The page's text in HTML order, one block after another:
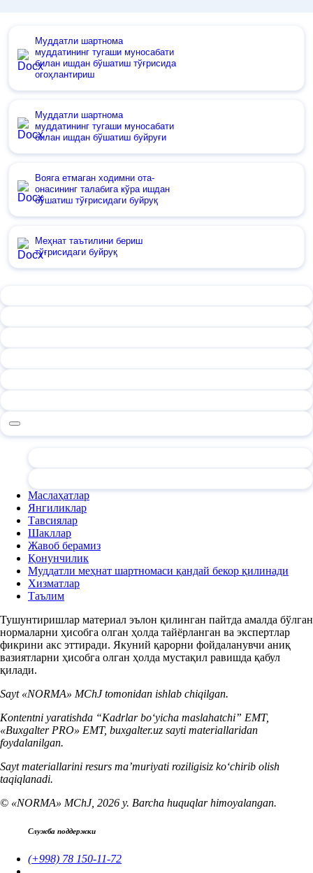
Муддатли шартнома
муддатининг тугаши муносабати
билан ишдан бўшатиш тўғрисида
огоҳлантириш
Муддатли шартнома
муддатининг тугаши муносабати
билан ишдан бўшатиш буйруғи
Вояга етмаган ходимни ота-
онасининг талабига кўра ишдан
бўшатиш тўғрисидаги буйруқ
Меҳнат таътилини бериш
тўғрисидаги буйруқ
Маслаҳатлар
Янгиликлар
Тавсиялар
Шакллар
Жавоб берамиз
Қонунчилик
Муддатли меҳнат шартномаси қандай бекор қилинади
Хизматлар
Таълим
Тушунтиришлар материал эълон қилинган пайтда амалда бўлган
нормаларни ҳисобга олган ҳолда тайёрланган ва экспертлар
фикрини акс эттиради. Якуний қарорни фойдаланувчи аниқ
вазиятларни ҳисобга олган ҳолда мустақил равишда қабул
қилади.
Sayt «NORMA» MChJ tomonidan ishlab chiqilgan.
Kontentni yaratishda “Kadrlar boʻyicha maslahatchi” EMT,
«Buxgalter PRO» EMT, buxgalter.uz sayti materiallaridan
foydalanilgan.
Sayt materiallarini resurs ma’muriyati roziligisiz koʻchirib olish
taqiqlanadi.
© «NORMA» MChJ, 2026 y. Barcha huquqlar himoyalangan.
Служба поддержки
(+998) 78 150-11-72